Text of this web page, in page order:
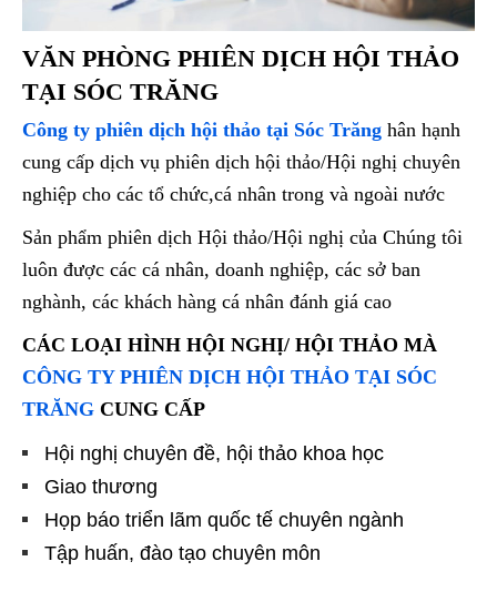
VĂN PHÒNG PHIÊN DỊCH HỘI THẢO
TẠI SÓC TRĂNG
Công ty phiên dịch hội thảo tại Sóc Trăng hân hạnh
cung cấp dịch vụ phiên dịch hội thảo/Hội nghị chuyên
nghiệp cho các tổ chức,cá nhân trong và ngoài nước
Sản phẩm phiên dịch Hội thảo/Hội nghị của Chúng tôi
luôn được các cá nhân, doanh nghiệp, các sở ban
nghành, các khách hàng cá nhân đánh giá cao
CÁC LOẠI HÌNH HỘI NGHỊ/ HỘI THẢO MÀ
CÔNG TY PHIÊN DỊCH HỘI THẢO TẠI SÓC
TRĂNG CUNG CẤP
Hội nghị chuyên đề, hội thảo khoa học
Giao thương
Họp báo triển lãm quốc tế chuyên ngành
Tập huấn, đào tạo chuyên môn